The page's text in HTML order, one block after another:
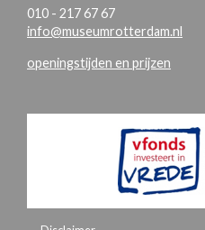
010 - 217 67 67
info@museumrotterdam.nl
openingstijden en prijzen